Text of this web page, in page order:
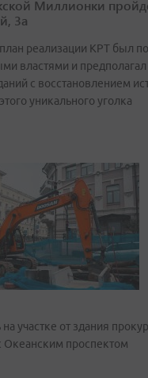
Миллионки
3а
реализации КРТ был
властями и
с восстановлением
уникального уголка
участке от здания
Океанским проспектом